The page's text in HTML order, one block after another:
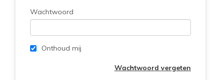
Wachtwoord
Onthoud mij
Wachtwoord vergeten